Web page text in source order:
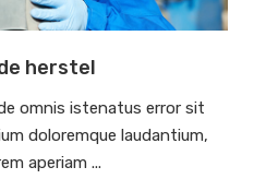
herstel
omnis istenatus error sit
doloremque laudantium,
aperiam ...